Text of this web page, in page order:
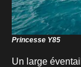
Princesse Y85
Un large